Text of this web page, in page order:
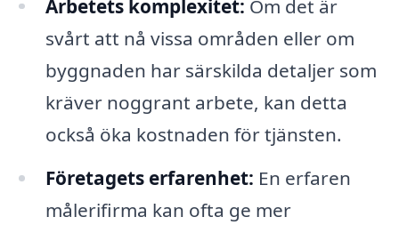
Arbetets komplexitet: Om det är
svårt att nå vissa områden eller om
byggnaden har särskilda detaljer som
kräver noggrant arbete, kan detta
också öka kostnaden för tjänsten.
Företagets erfarenhet: En erfaren
målerifirma kan ofta ge mer